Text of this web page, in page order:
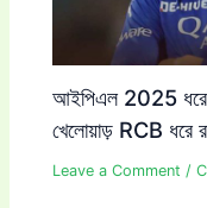
আইপিএল 2025 ধরে
খেলোয়াড় RCB ধরে
Leave a Comment /